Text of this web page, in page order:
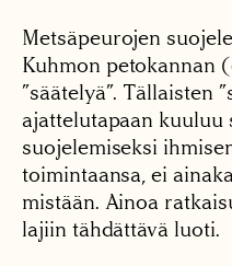
Metsäpeurojen
Kuhmon petokannan
”säätelyä”. Tällaisten
ajattelutapaan kuuluu
suojelemiseksi
toimintaansa, ei
mistään. Ainoa
lajiin tähdättävä luoti.